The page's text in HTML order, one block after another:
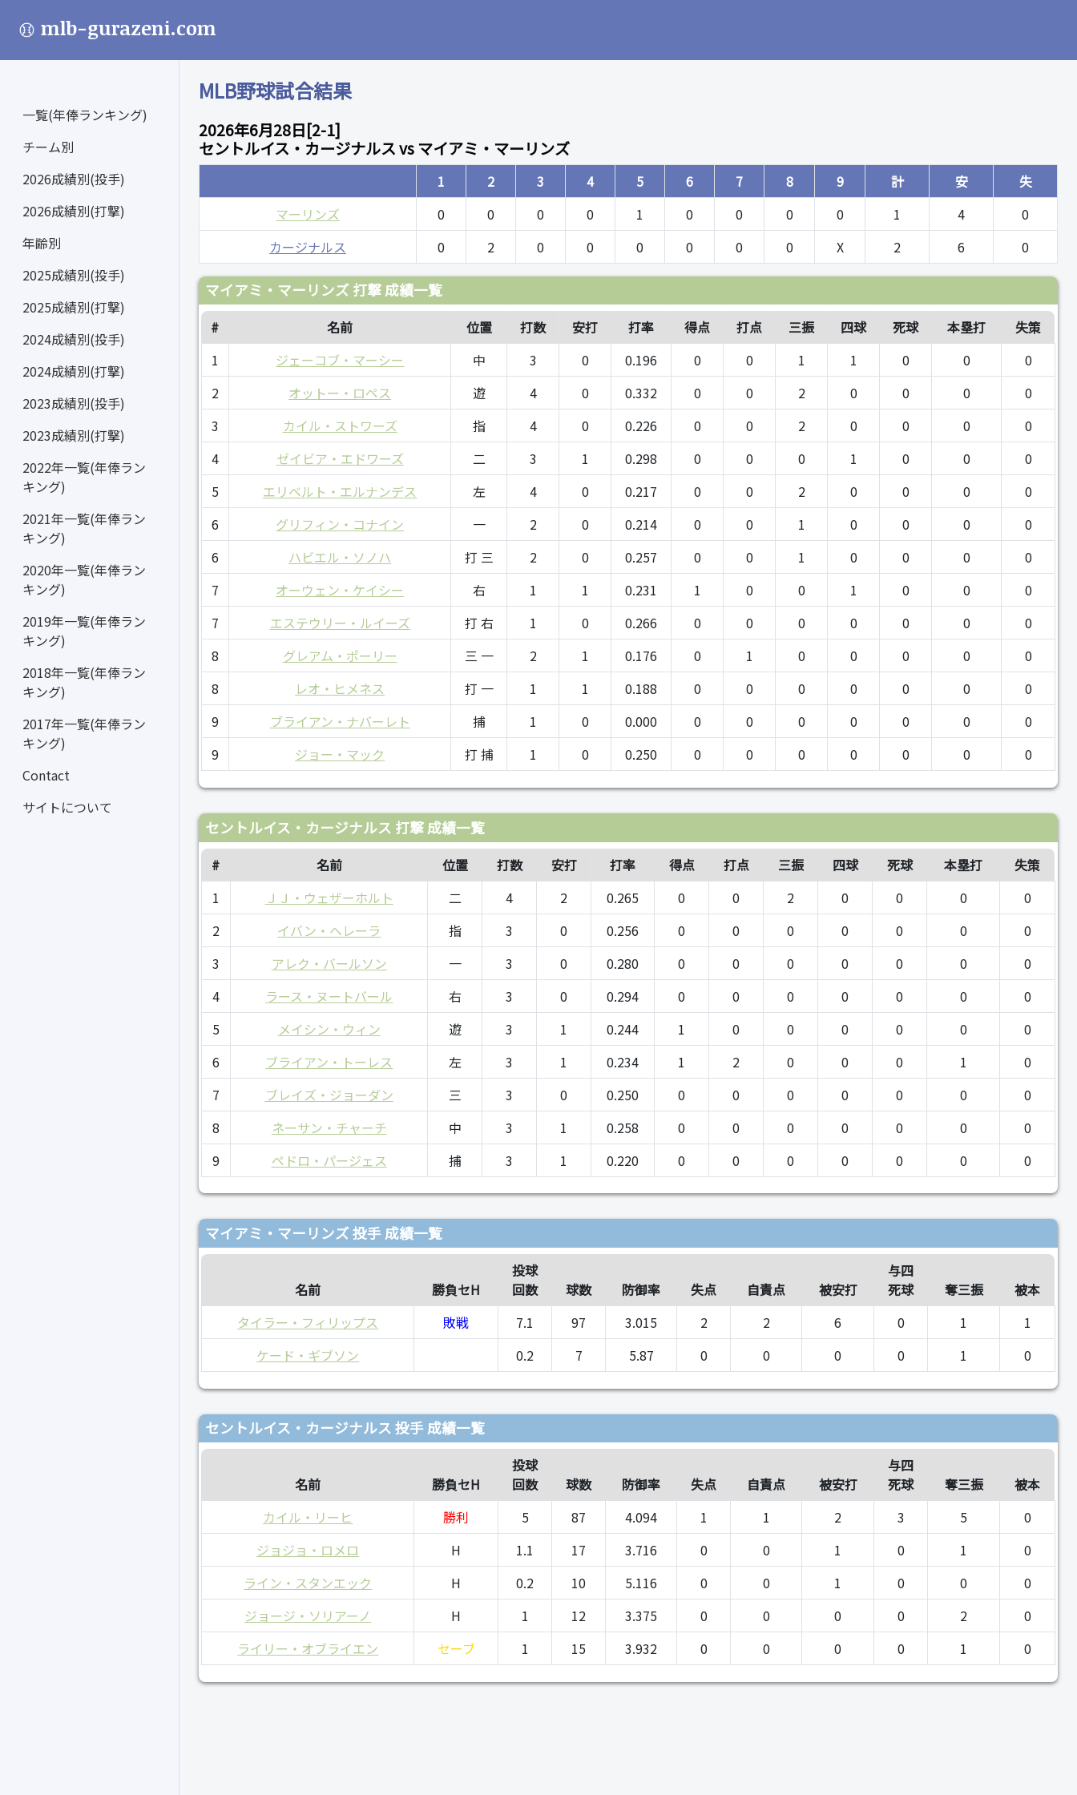
mlb-gurazeni.com
一覧(年俸ランキング)
チーム別
2026成績別(投手)
2026成績別(打撃)
年齢別
2025成績別(投手)
2025成績別(打撃)
2024成績別(投手)
2024成績別(打撃)
2023成績別(投手)
2023成績別(打撃)
2022年一覧(年俸ラン
キング)
2021年一覧(年俸ラン
キング)
2020年一覧(年俸ラン
キング)
2019年一覧(年俸ラン
キング)
2018年一覧(年俸ラン
キング)
2017年一覧(年俸ラン
キング)
Contact
サイトについて
MLB野球試合結果
2026年6月28日[2-1]
セントルイス・カージナルス vs マイアミ・マーリンズ
1 2 3 4 5 6 7 8 9 計 安
失
マーリンズ
0 0 0 0 1 0 0 0 0 1 4
0
カージナルス
0 2 0 0 0 0 0 0 X 2 6 0
マイアミ・マーリンズ 打撃 成績一覧
# 名前 位置 打数 安打 打率 得点 打点 三振 四球 死球 本塁打
失策
1
ジェーコブ・マーシー 中 3 0 0.196 0 0 1 1 0 0
0
2
オットー・ロペス 遊 4 0 0.332 0 0 2 0 0 0
0
3
カイル・ストワーズ 指 4 0 0.226 0 0 2 0 0 0
0
4
ゼイビア・エドワーズ 二 3 1 0.298 0 0 0 1 0 0
0
5
エリベルト・エルナンデス 左 4 0 0.217 0 0 2 0 0 0
0
6
グリフィン・コナイン 一 2 0 0.214 0 0 1 0 0 0
0
6
ハビエル・ソノハ 打 三 2 0 0.257 0 0 1 0 0 0
0
7
オーウェン・ケイシー 右 1 1 0.231 1 0 0 1 0 0
0
7
エステウリー・ルイーズ 打 右 1 0 0.266 0 0 0 0 0 0
0
8
グレアム・ポーリー 三 一 2 1 0.176 0 1 0 0 0 0
0
8
レオ・ヒメネス 打 一 1 1 0.188 0 0 0 0 0 0
0
9
ブライアン・ナバーレト 捕 1 0 0.000 0 0 0 0 0 0
0
9
ジョー・マック 打 捕 1 0 0.250 0 0 0 0 0 0 0
セントルイス・カージナルス 打撃 成績一覧
# 名前 位置 打数 安打 打率 得点 打点 三振 四球 死球 本塁打
失策
1
ＪＪ・ウェザーホルト 二 4 2 0.265 0 0 2 0 0 0
0
2
イバン・ヘレーラ 指 3 0 0.256 0 0 0 0 0 0
0
3
アレク・バールソン 一 3 0 0.280 0 0 0 0 0 0
0
4
ラース・ヌートバール 右 3 0 0.294 0 0 0 0 0 0
0
5
メイシン・ウィン 遊 3 1 0.244 1 0 0 0 0 0
0
6
ブライアン・トーレス 左 3 1 0.234 1 2 0 0 0 1
0
7
ブレイズ・ジョーダン 三 3 0 0.250 0 0 0 0 0 0
0
8
ネーサン・チャーチ 中 3 1 0.258 0 0 0 0 0 0
0
9
ペドロ・パージェス 捕 3 1 0.220 0 0 0 0 0 0 0
マイアミ・マーリンズ 投手 成績一覧
名前 勝負セH
投球
回数
球数 防御率 失点 自責点 被安打
与四
死球
奪三振
被本
タイラー・フィリップス
敗戦 7.1 97 3.015 2 2 6 0 1
1
ケード・ギブソン
0.2 7 5.87 0 0 0 0 1 0
セントルイス・カージナルス 投手 成績一覧
名前 勝負セH
投球
回数
球数 防御率 失点 自責点 被安打
与四
死球
奪三振
被本
カイル・リーヒ
勝利 5 87 4.094 1 1 2 3 5
0
ジョジョ・ロメロ
H 1.1 17 3.716 0 0 1 0 1
0
ライン・スタンエック
H 0.2 10 5.116 0 0 1 0 0
0
ジョージ・ソリアーノ
H 1 12 3.375 0 0 0 0 2
0
ライリー・オブライエン
セーブ 1 15 3.932 0 0 0 0 1 0